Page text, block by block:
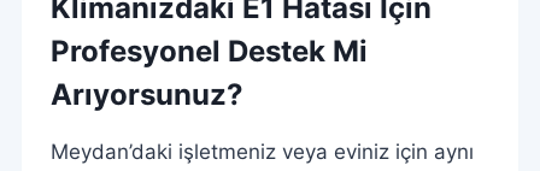
Klimanızdaki E1 Hatası İçin
Profesyonel Destek Mi
Arıyorsunuz?
Meydan’daki işletmeniz veya eviniz için aynı